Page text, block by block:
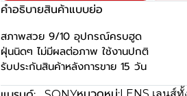
คำอธิบายสินค้าแบบย่อ
สภาพสวย 9/10 อุปกรณ์ครบฮูด
ฝุ่นนิดๆ ไม่มีผลต่อภาพ ใช้งานปกติ
รับประกันสินค้าหลังการขาย 15 วัน